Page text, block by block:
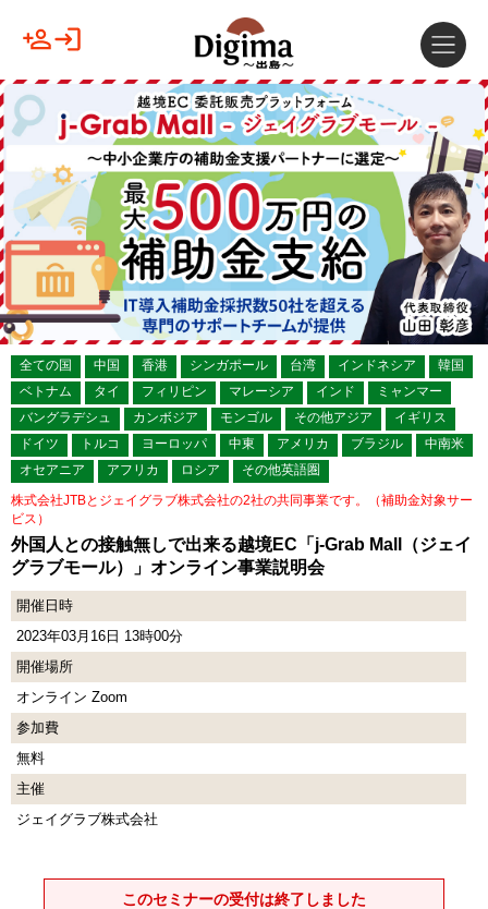
全ての国 中国 香港 シンガポール 台湾 インドネシア
韓国
ベトナム
タイ フィリピン マレーシア インド
ミャンマー
バングラデシュ
カンボジア モンゴル その他アジア
イギリス
ドイツ
トルコ ヨーロッパ 中東 アメリカ ブラジル
中南米
オセアニア
アフリカ ロシア
その他英語圏
株式会社JTBとジェイグラブ株式会社の2社の共同事業です。（補助金対象サー
ビス）
外国人との接触無しで出来る越境EC「j-Grab Mall（ジェイ
グラブモール）」オンライン事業説明会
開催日時
2023年03月16日 13時00分
開催場所
オンライン Zoom
参加費
無料
主催
ジェイグラブ株式会社
このセミナーの受付は終了しました